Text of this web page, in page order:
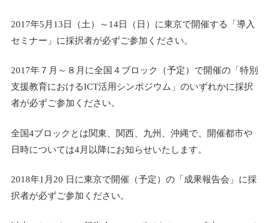
2017年5月13日（土）～14日（日）に東京で開催する「導入
セミナー」に採択者が必ずご参加ください。
2017年７月～８月に全国４ブロック（予定）で開催の「特別
支援教育におけるICT活用シンポジウム」のいずれかに採択
者が必ずご参加ください。
全国4ブロックとは関東、関西、九州、沖縄で、開催都市や
日時については4月以降にお知らせいたします。
2018年1月20 日に東京で開催（予定）の「成果報告会」に採
択者が必ずご参加ください。